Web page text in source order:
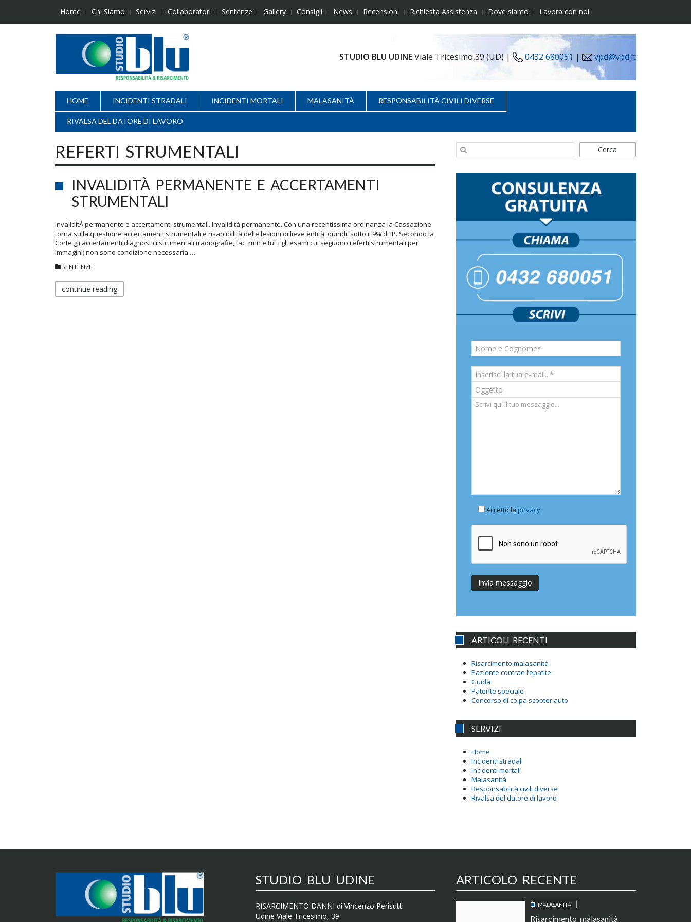
content
Home Chi Siamo Servizi Collaboratori Sentenze Gallery Consigli News Recensioni Richiesta Assistenza Dove siamo Lavora con noi
STUDIO BLU UDINEViale Tricesimo,39 (UD) | 0432 680051 | vpd@vpd.it
HOME INCIDENTI STRADALI INCIDENTI MORTALI MALASANITÀ RESPONSABILITÀ CIVILI DIVERSE
RIVALSA DEL DATORE DI LAVORO
REFERTI STRUMENTALI
INVALIDITÀ PERMANENTE E ACCERTAMENTI
STRUMENTALI
InvaliditÀ permanente e accertamenti strumentali. Invalidità permanente. Con una recentissima ordinanza la Cassazione
torna sulla questione accertamenti strumentali e risarcibilità delle lesioni di lieve entità, quindi, sotto il 9% di IP. Secondo la
Corte gli accertamenti diagnostici strumentali (radiografie, tac, rmn e tutti gli esami cui seguono referti strumentali per
immagini) non sono condizione necessaria …
SENTENZE
continue reading
Cerca
Accetto la privacy
ARTICOLI RECENTI
Risarcimento malasanità
Paziente contrae l’epatite.
Guida
Patente speciale
Concorso di colpa scooter auto
SERVIZI
Home
Incidenti stradali
Incidenti mortali
Malasanità
Responsabilità civili diverse
Rivalsa del datore di lavoro
STUDIO BLU UDINE
RISARCIMENTO DANNI di Vincenzo Perisutti
Udine Viale Tricesimo, 39
ARTICOLO RECENTE
MALASANITÀ
Risarcimento malasanità